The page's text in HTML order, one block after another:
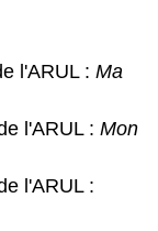
l'ARUL : Ma
l'ARUL : Mon
l'ARUL :